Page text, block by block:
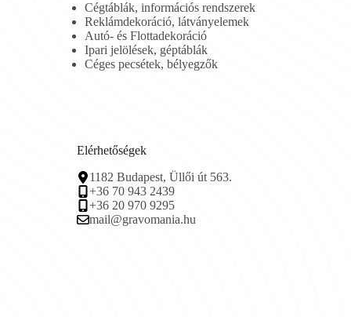
Cégtáblák, információs rendszerek
Reklámdekoráció, látványelemek
Autó- és Flottadekoráció
Ipari jelölések, géptáblák
Céges pecsétek, bélyegzők
Elérhetőségek
1182 Budapest, Üllői út 563.
+36 70 943 2439
+36 20 970 9295
mail@gravomania.hu